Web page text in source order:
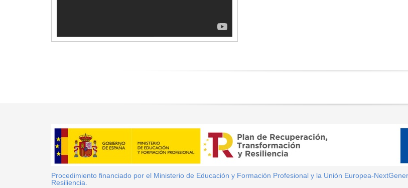
Procedimiento financiado por el Ministerio de Educación y Formación Profesional y la Unión Europea-
Resiliencia.